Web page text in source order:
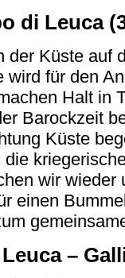
di Leuca
der Küste auf
wird für den
Halt in
Barockzeit
Küste
wir
einen
–